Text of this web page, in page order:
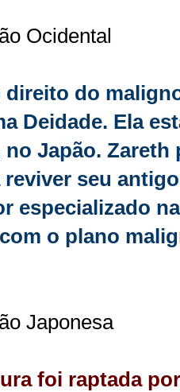
Ocidental
direito do
Deidade. Ela
Japão.
seu
especializado
o plano
Japonesa
foi raptada